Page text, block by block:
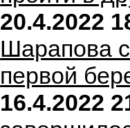
20.4.2022
Шарапова
первой
16.4.2022